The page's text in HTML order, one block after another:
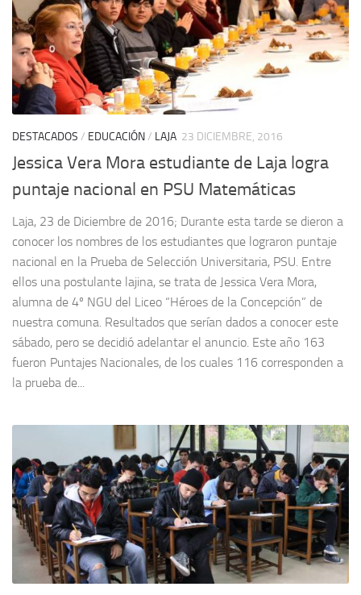
DESTACADOS / EDUCACIÓN/ LAJA 23 DICIEMBRE, 2016
Jessica Vera Mora estudiante de Laja logra
puntaje nacional en PSU Matemáticas
Laja, 23 de Diciembre de 2016; Durante esta tarde se dieron a
conocer los nombres de los estudiantes que lograron puntaje
nacional en la Prueba de Selección Universitaria, PSU. Entre
ellos una postulante lajina, se trata de Jessica Vera Mora,
alumna de 4º NGU del Liceo “Héroes de la Concepción” de
nuestra comuna. Resultados que serían dados a conocer este
sábado, pero se decidió adelantar el anuncio. Este año 163
fueron Puntajes Nacionales, de los cuales 116 corresponden a
la prueba de...